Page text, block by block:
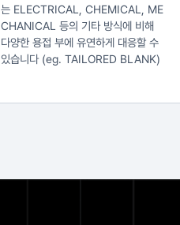
는 ELECTRICAL, CHEMICAL, ME
CHANICAL 등의 기타 방식에 비해
다양한 용접 부에 유연하게 대응할 수
있습니다 (eg. TAILORED BLANK)